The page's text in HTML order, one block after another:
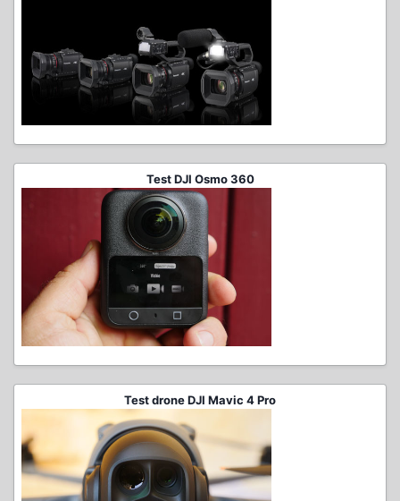
Test DJI Osmo 360
Test drone DJI Mavic 4 Pro